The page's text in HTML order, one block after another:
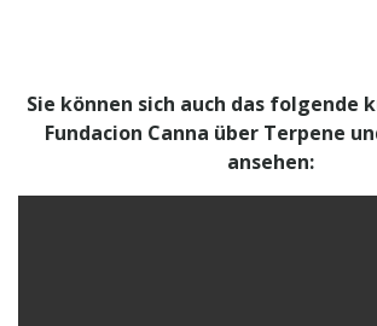
Sie können sich auch das folgende
Fundacion Canna über Terpene
ansehen: